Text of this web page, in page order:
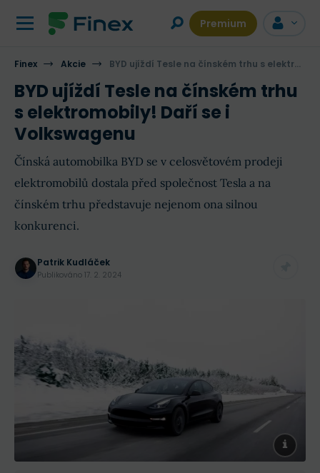
Premium
Finex Akcie BYD ujíždí Tesle na čínském trhu s elektromobily! Daří se i Volkswagenu
BYD ujíždí Tesle na čínském trhu
s elektromobily! Daří se i
Volkswagenu
Čínská automobilka BYD se v celosvětovém prodeji
elektromobilů dostala před společnost Tesla a na
čínském trhu představuje nejenom ona silnou
konkurenci.
Patrik Kudláček
Publikováno 17. 2. 2024